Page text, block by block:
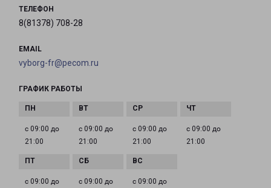
ТЕЛЕФОН
8(81378) 708-28
EMAIL
vyborg-fr@pecom.ru
ГРАФИК РАБОТЫ
с 09:00 до
21:00
с 09:00 до
21:00
с 09:00 до
21:00
с 09:00 до
21:00
с 09:00 до
с 09:00 до
с 09:00 до